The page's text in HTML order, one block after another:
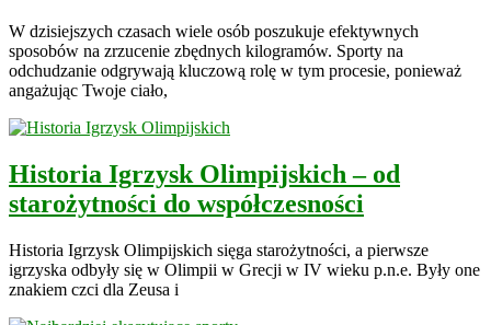
W dzisiejszych czasach wiele osób poszukuje efektywnych
sposobów na zrzucenie zbędnych kilogramów. Sporty na
odchudzanie odgrywają kluczową rolę w tym procesie, ponieważ
angażując Twoje ciało,
Historia Igrzysk Olimpijskich – od
starożytności do współczesności
Historia Igrzysk Olimpijskich sięga starożytności, a pierwsze
igrzyska odbyły się w Olimpii w Grecji w IV wieku p.n.e. Były one
znakiem czci dla Zeusa i